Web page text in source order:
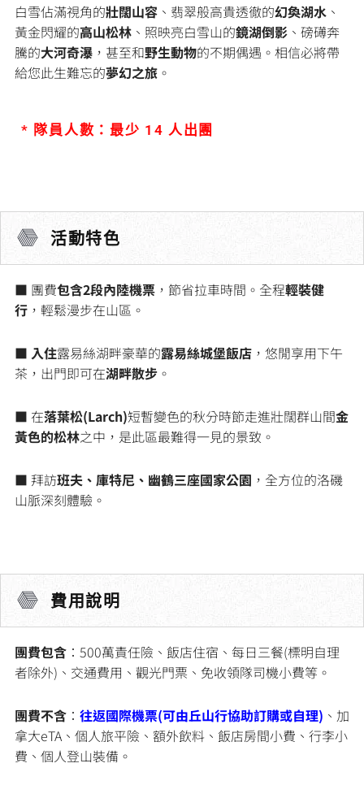
白雪佔滿視角的壯闊山容 、翡翠般高貴透徹的幻奐湖水 、
黃金閃耀的高山松林 、照映亮白雪山的鏡湖倒影 、磅礡奔
騰的大河奇瀑 ，甚至和野生動物的不期偶遇。相信必將帶
給您此生難忘的夢幻之旅 。
* 隊員人數：最少 14 人出團
活動特色
■ 團費包含2段內陸機票 ，節省拉車時間。全程輕裝健
行 ，輕鬆漫步在山區。
■ 入住露易絲湖畔豪華的露易絲城堡飯店 ，悠閒享用下午
茶，出門即可在湖畔散步 。
■ 在落葉松(Larch)短暫變色的秋分時節走進壯闊群山間金
黃色的松林之中，是此區最難得一見的景致。
■ 拜訪班夫、庫特尼、幽鶴三座國家公園 ，全方位的洛磯
山脈深刻體驗。
費用說明
團費包含 ：500萬責任險、飯店住宿、每日三餐(標明自理
者除外)、交通費用、觀光門票、免收領隊司機小費等。
團費不含 ： 往返國際機票(可由丘山行協助訂購或自理) 、加
拿大eTA、個人旅平險、額外飲料、飯店房間小費、行李小
費、個人登山裝備。